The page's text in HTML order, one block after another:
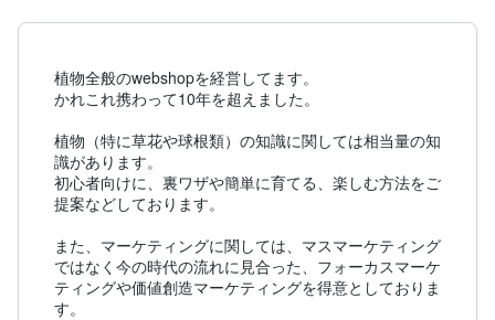
植物全般のwebshopを経営してます。
かれこれ携わって10年を超えました。
植物（特に草花や球根類）の知識に関しては相当量の知
識があります。
初心者向けに、裏ワザや簡単に育てる、楽しむ方法をご
提案などしております。
また、マーケティングに関しては、マスマーケティング
ではなく今の時代の流れに見合った、フォーカスマーケ
ティングや価値創造マーケティングを得意としておりま
す。